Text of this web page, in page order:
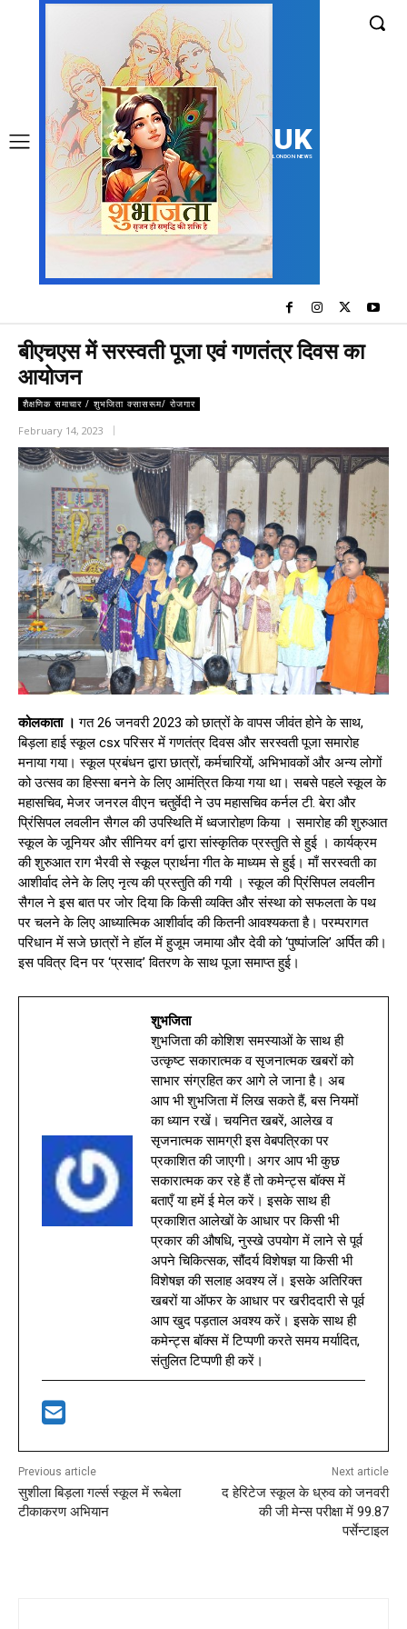
UK
LONDON NEWS
बीएचएस में सरस्वती पूजा एवं गणतंत्र दिवस का
आयोजन
शैक्षणिक समाचार / शुभजिता क्सासरूम/ रोजगार
February 14, 2023
कोलकाता । गत 26 जनवरी 2023 को छात्रों के वापस जीवंत होने के साथ,
बिड़ला हाई स्कूल csx परिसर में गणतंत्र दिवस और सरस्वती पूजा समारोह
मनाया गया। स्कूल प्रबंधन द्वारा छात्रों, कर्मचारियों, अभिभावकों और अन्य लोगों
को उत्सव का हिस्सा बनने के लिए आमंत्रित किया गया था। सबसे पहले स्कूल के
महासचिव, मेजर जनरल वीएन चतुर्वेदी ने उप महासचिव कर्नल टी. बेरा और
प्रिंसिपल लवलीन सैगल की उपस्थिति में ध्वजारोहण किया । समारोह की शुरुआत
स्कूल के जूनियर और सीनियर वर्ग द्वारा सांस्कृतिक प्रस्तुति से हुई । कार्यक्रम
की शुरुआत राग भैरवी से स्कूल प्रार्थना गीत के माध्यम से हुई। माँ सरस्वती का
आशीर्वाद लेने के लिए नृत्य की प्रस्तुति की गयी । स्कूल की प्रिंसिपल लवलीन
सैगल ने इस बात पर जोर दिया कि किसी व्यक्ति और संस्था को सफलता के पथ
पर चलने के लिए आध्यात्मिक आशीर्वाद की कितनी आवश्यकता है। परम्परागत
परिधान में सजे छात्रों ने हॉल में हुजूम जमाया और देवी को ‘पुष्पांजलि’ अर्पित की।
इस पवित्र दिन पर ‘प्रसाद’ वितरण के साथ पूजा समाप्त हुई।
शुभजिता
शुभजिता की कोशिश समस्याओं के साथ ही
उत्कृष्ट सकारात्मक व सृजनात्मक खबरों को
साभार संग्रहित कर आगे ले जाना है। अब
आप भी शुभजिता में लिख सकते हैं, बस नियमों
का ध्यान रखें। चयनित खबरें, आलेख व
सृजनात्मक सामग्री इस वेबपत्रिका पर
प्रकाशित की जाएगी। अगर आप भी कुछ
सकारात्मक कर रहे हैं तो कमेन्ट्स बॉक्स में
बताएँ या हमें ई मेल करें। इसके साथ ही
प्रकाशित आलेखों के आधार पर किसी भी
प्रकार की औषधि, नुस्खे उपयोग में लाने से पूर्व
अपने चिकित्सक, सौंदर्य विशेषज्ञ या किसी भी
विशेषज्ञ की सलाह अवश्य लें। इसके अतिरिक्त
खबरों या ऑफर के आधार पर खरीददारी से पूर्व
आप खुद पड़ताल अवश्य करें। इसके साथ ही
कमेन्ट्स बॉक्स में टिप्पणी करते समय मर्यादित,
संतुलित टिप्पणी ही करें।
Previous article
सुशीला बिड़ला गर्ल्स स्कूल में रूबेला
टीकाकरण अभियान
Next article
द हेरिटेज स्कूल के ध्रुव को जनवरी
की जी मेन्स परीक्षा में 99.87
पर्सेन्टाइल